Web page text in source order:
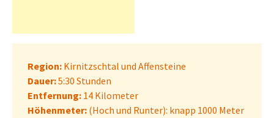
Region: Kirnitzschtal und Affensteine
Dauer:5:30 Stunden
Entfernung: 14 Kilometer
Höhenmeter: (Hoch und Runter): knapp 1000 Meter